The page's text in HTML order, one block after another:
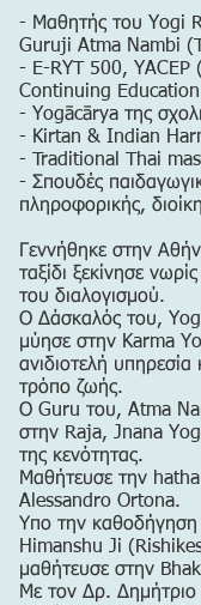
- Μαθητής του Yogi
Guruji Atma Nambi
- E-RYT 500, YACEP
Continuing
- Yogācārya της
- Kirtan & Indian
- Traditional Thai
- Σπουδές
πληροφορικής,
Γεννήθηκε στην
ταξίδι ξεκίνησε
του διαλογισμού.
Ο Δάσκαλός του,
μύησε στην Karma
ανιδιοτελή υπηρεσία
τρόπο ζωής.
Ο Guru του, Atma
στην Raja, Jnana
της κενότητας.
Μαθήτευσε την
Alessandro Ortona.
Υπο την
Himanshu Ji
μαθήτευσε στην
Με τον Δρ. Δημήτριο